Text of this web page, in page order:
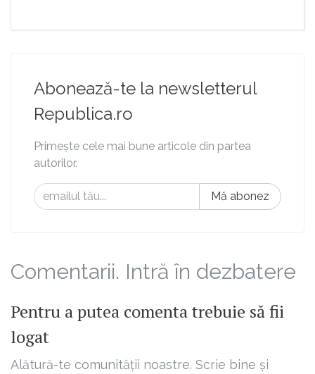
Abonează-te la newsletterul
Republica.ro
Primește cele mai bune articole din partea
autorilor.
Mă abonez
Comentarii. Intră în dezbatere
Pentru a putea comenta trebuie să fii
logat
Alătură-te comunității noastre. Scrie bine și